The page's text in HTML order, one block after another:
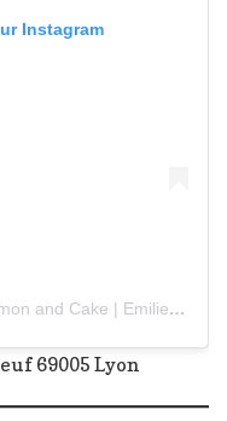
Instagram
Une publication partagée par Cinnamon and Cake | Emilie (@cinnamonandcake)
69005 Lyon